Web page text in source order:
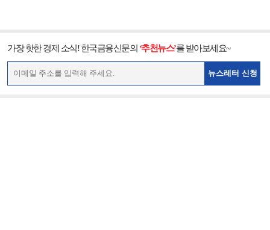
가장 핫한 경제 소식! 한국금융신문의 ‘추천뉴스’를 받아보세요~
뉴스레터 신청